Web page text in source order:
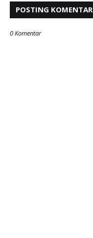
POSTING KOMENTAR
0 Komentar